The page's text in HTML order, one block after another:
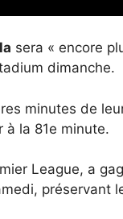
sera « encore
dimanche.
minutes de
à la 81e minute.
League, a
préservant